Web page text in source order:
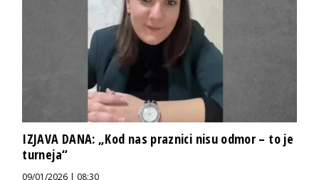
IZJAVA DANA: „Kod nas praznici nisu odmor – to je
turneja“
09/01/2026 | 08:30